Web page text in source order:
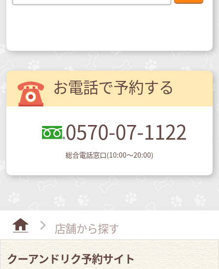
お電話で予約する
0570-07-1122
総合電話窓口(10:00～20:00)
店舗から探す
クーアンドリク予約サイト